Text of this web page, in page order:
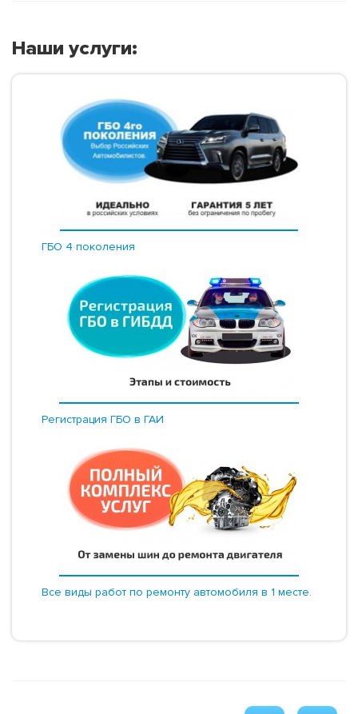
Наши услуги:
ГБО 4 поколения
Регистрация ГБО в ГАИ
Все виды работ по ремонту автомобиля в 1 месте.